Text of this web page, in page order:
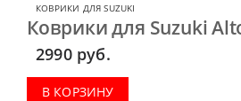
КОВРИКИ ДЛЯ SUZUKI
Коврики для Suzuki
2990 руб.
В КОРЗИНУ